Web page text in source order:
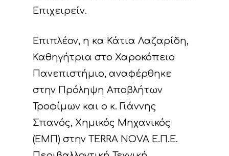
Επιχειρείν.
Επιπλέον, η κα Κάτια Λαζαρίδη,
Καθηγήτρια στο Χαροκόπειο
Πανεπιστήμιο, αναφέρθηκε
στην Πρόληψη Αποβλήτων
Τροφίμων και ο κ. Γιάννης
Σπανός, Χημικός Μηχανικός
(ΕΜΠ) στην TERRA NOVA Ε.Π.Ε.